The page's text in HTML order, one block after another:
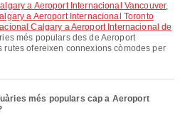
a Aeroport Internacional Vancouver,
a Aeroport Internacional Toronto
Calgary a Aeroport Internacional de
més populars des de Aeroport
rutes ofereixen connexions còmodes per
més populars cap a Aeroport